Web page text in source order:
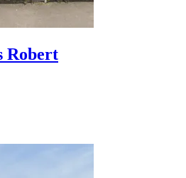
Robert